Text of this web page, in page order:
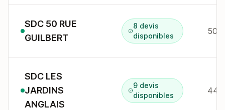
SDC 50 RUE
GUILBERT
8 devis
disponibles
50 r
SDC LES
JARDINS
ANGLAIS
9 devis
disponibles
44